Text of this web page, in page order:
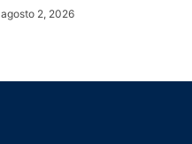
agosto 2, 2026